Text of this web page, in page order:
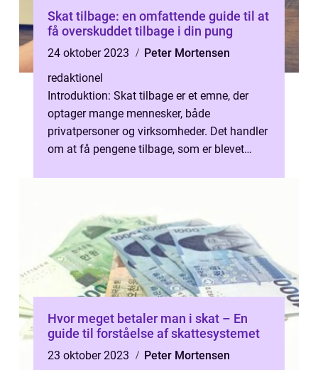
Skat tilbage: en omfattende guide til at
få overskuddet tilbage i din pung
24 oktober 2023
Peter Mortensen
redaktionel
Introduktion: Skat tilbage er et emne, der
optager mange mennesker, både
privatpersoner og virksomheder. Det handler
om at få pengene tilbage, som er blevet
Hvor meget betaler man i skat – En
guide til forståelse af skattesystemet
23 oktober 2023
Peter Mortensen